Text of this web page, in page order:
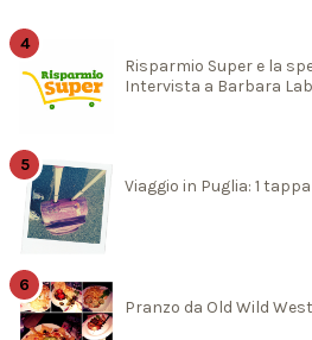
Risparmio Super e la
Intervista a Barbara
Viaggio in Puglia: 1
Pranzo da Old Wild West